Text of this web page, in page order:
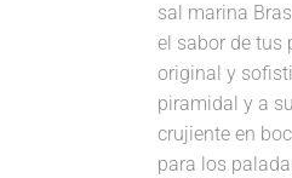
sal marina
el sabor de tus
original y
piramidal y a
crujiente en
para los